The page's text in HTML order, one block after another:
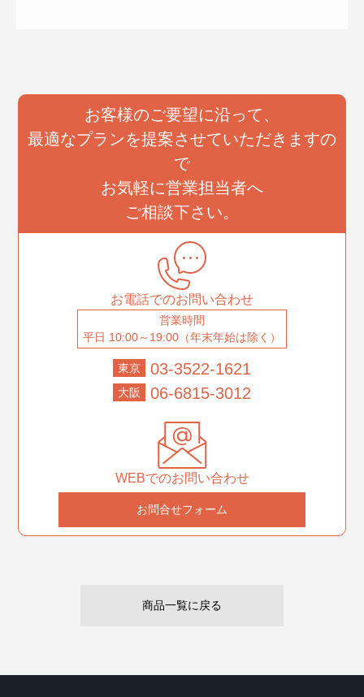
お客様のご要望に沿って、
最適なプランを提案させていただきますの
で
お気軽に営業担当者へ
ご相談下さい。
お電話でのお問い合わせ
営業時間
平日 10:00～19:00（年末年始は除く）
東京 03-3522-1621
大阪 06-6815-3012
WEBでのお問い合わせ
お問合せフォーム
商品一覧に戻る